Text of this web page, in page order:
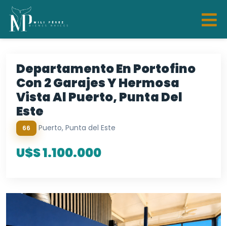
Departamento En Portofino
Con 2 Garajes Y Hermosa
Vista Al Puerto, Punta Del
Este
66 Puerto, Punta del Este
U$S 1.100.000